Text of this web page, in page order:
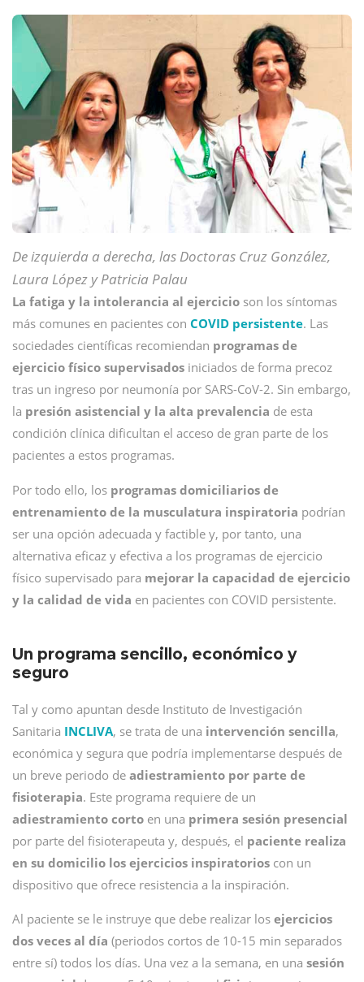
De izquierda a derecha, las Doctoras Cruz González,
Laura López y Patricia Palau
La fatiga y la intolerancia al ejercicio son los síntomas
más comunes en pacientes con COVID persistente. Las
sociedades científicas recomiendan programas de
ejercicio físico supervisados iniciados de forma precoz
tras un ingreso por neumonía por SARS-CoV-2. Sin embargo,
la presión asistencial y la alta prevalencia de esta
condición clínica dificultan el acceso de gran parte de los
pacientes a estos programas.
Por todo ello, los programas domiciliarios de
entrenamiento de la musculatura inspiratoria podrían
ser una opción adecuada y factible y, por tanto, una
alternativa eficaz y efectiva a los programas de ejercicio
físico supervisado para mejorar la capacidad de ejercicio
y la calidad de vida en pacientes con COVID persistente.
Un programa sencillo, económico y
seguro
Tal y como apuntan desde Instituto de Investigación
Sanitaria INCLIVA, se trata de una intervención sencilla,
económica y segura que podría implementarse después de
un breve periodo de adiestramiento por parte de
fisioterapia. Este programa requiere de un
adiestramiento corto en una primera sesión presencial
por parte del fisioterapeuta y, después, el paciente realiza
en su domicilio los ejercicios inspiratorios con un
dispositivo que ofrece resistencia a la inspiración.
Al paciente se le instruye que debe realizar los ejercicios
dos veces al día (periodos cortos de 10-15 min separados
entre sí) todos los días. Una vez a la semana, en una sesión